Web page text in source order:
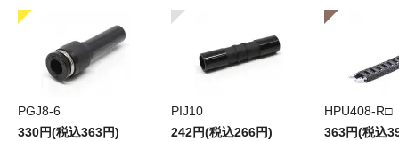
PGJ8-6
330円(税込363円)
PIJ10
242円(税込266円)
HPU408-R□
363円(税込